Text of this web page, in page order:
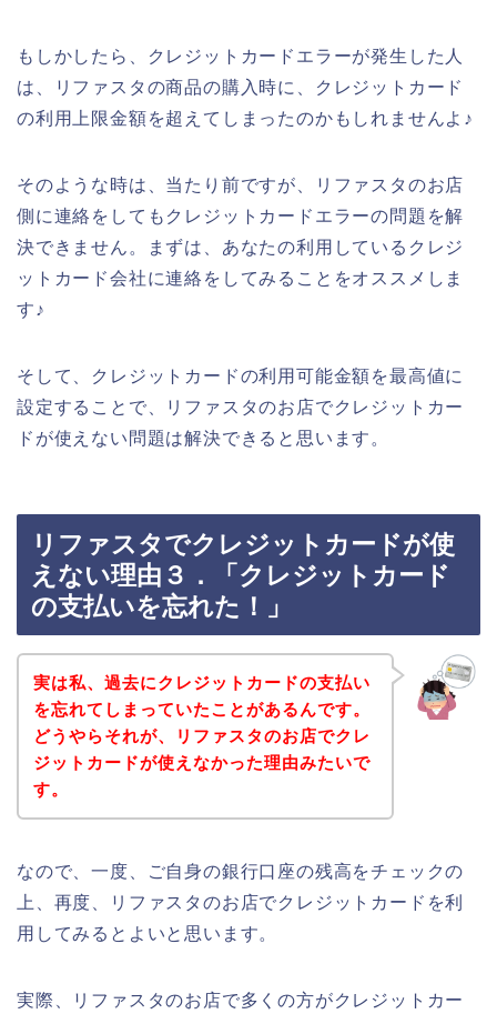
もしかしたら、クレジットカードエラーが発生した人
は、リファスタの商品の購入時に、クレジットカード
の利用上限金額を超えてしまったのかもしれませんよ♪
そのような時は、当たり前ですが、リファスタのお店
側に連絡をしてもクレジットカードエラーの問題を解
決できません。まずは、あなたの利用しているクレジ
ットカード会社に連絡をしてみることをオススメしま
す♪
そして、クレジットカードの利用可能金額を最高値に
設定することで、リファスタのお店でクレジットカー
ドが使えない問題は解決できると思います。
リファスタでクレジットカードが使
えない理由３．「クレジットカード
の支払いを忘れた！」
実は私、過去にクレジットカードの支払い
を忘れてしまっていたことがあるんです。
どうやらそれが、リファスタのお店でクレ
ジットカードが使えなかった理由みたいで
す。
なので、一度、ご自身の銀行口座の残高をチェックの
上、再度、リファスタのお店でクレジットカードを利
用してみるとよいと思います。
実際、リファスタのお店で多くの方がクレジットカー